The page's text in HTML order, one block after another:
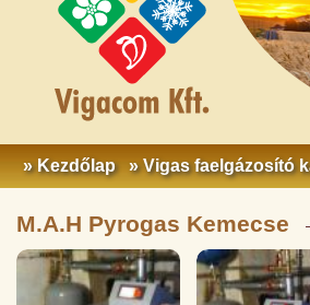
» Kezdőlap » Vigas faelgázosító
M.A.H Pyrogas Kemecse